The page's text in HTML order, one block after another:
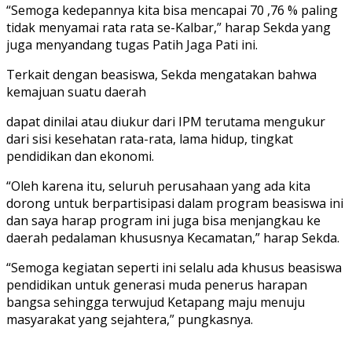
“Semoga kedepannya kita bisa mencapai 70 ,76 % paling
tidak menyamai rata rata se-Kalbar,” harap Sekda yang
juga menyandang tugas Patih Jaga Pati ini.
Terkait dengan beasiswa, Sekda mengatakan bahwa
kemajuan suatu daerah
dapat dinilai atau diukur dari IPM terutama mengukur
dari sisi kesehatan rata-rata, lama hidup, tingkat
pendidikan dan ekonomi.
“Oleh karena itu, seluruh perusahaan yang ada kita
dorong untuk berpartisipasi dalam program beasiswa ini
dan saya harap program ini juga bisa menjangkau ke
daerah pedalaman khususnya Kecamatan,” harap Sekda.
“Semoga kegiatan seperti ini selalu ada khusus beasiswa
pendidikan untuk generasi muda penerus harapan
bangsa sehingga terwujud Ketapang maju menuju
masyarakat yang sejahtera,” pungkasnya.